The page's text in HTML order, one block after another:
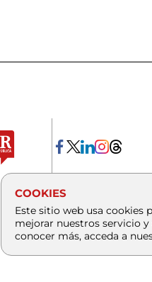
COOKIES
Este sitio web usa cookies
mejorar nuestros servicio
conocer más, acceda a